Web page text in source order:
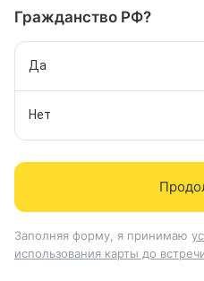
Гражданство РФ?
Да
Нет
Заполняя форму, я принимаю
использования карты до